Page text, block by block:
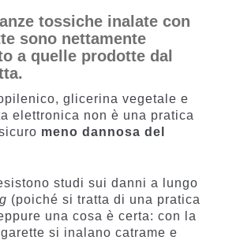
tossiche inalate con
sono nettamente
a quelle prodotte dal
glicerina vegetale e
elettronica non è una pratica
meno dannosa del
studi sui danni a lungo
(poiché si tratta di una pratica
una cosa è certa: con la
si inalano catrame e